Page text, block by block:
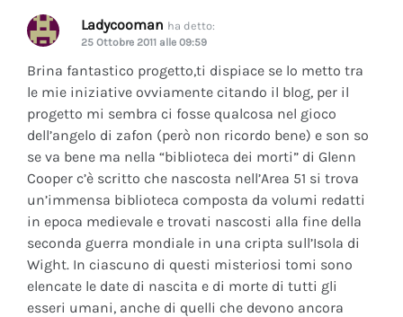
Ladycooman ha detto:
25 Ottobre 2011 alle 09:59
Brina fantastico progetto,ti dispiace se lo metto tra
le mie iniziative ovviamente citando il blog, per il
progetto mi sembra ci fosse qualcosa nel gioco
dell’angelo di zafon (però non ricordo bene) e son so
se va bene ma nella “biblioteca dei morti” di Glenn
Cooper c’è scritto che nascosta nell’Area 51 si trova
un’immensa biblioteca composta da volumi redatti
in epoca medievale e trovati nascosti alla fine della
seconda guerra mondiale in una cripta sull’Isola di
Wight. In ciascuno di questi misteriosi tomi sono
elencate le date di nascita e di morte di tutti gli
esseri umani, anche di quelli che devono ancora